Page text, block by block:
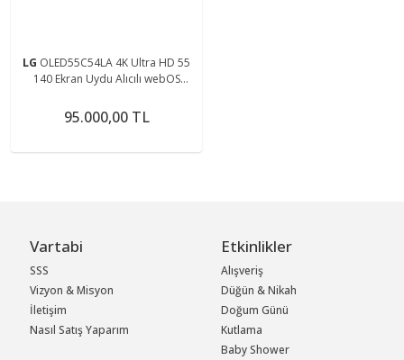
LG OLED55C54LA 4K Ultra HD 55
140 Ekran Uydu Alıcılı webOS
95.000,00 TL
Vartabi
SSS
Vizyon & Misyon
İletişim
Nasıl Satış Yaparım
Etkinlikler
Alışveriş
Düğün & Nikah
Doğum Günü
Kutlama
Baby Shower